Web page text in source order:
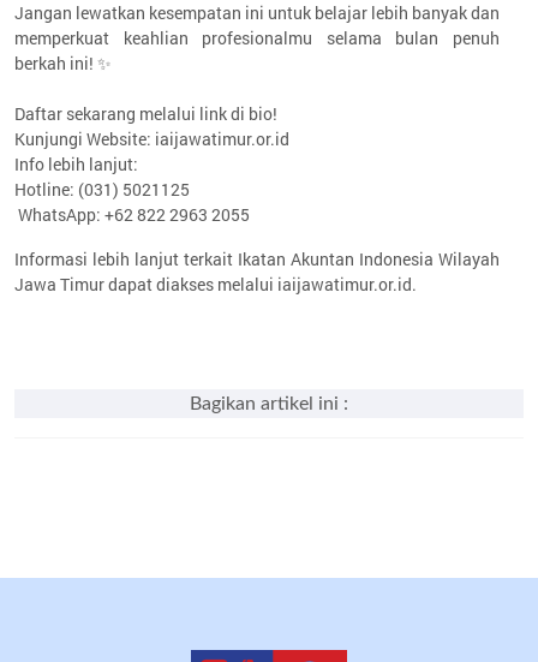
Jangan lewatkan kesempatan ini untuk belajar lebih banyak dan
memperkuat keahlian profesionalmu selama bulan penuh
berkah ini! ✨
Daftar sekarang melalui link di bio!
Kunjungi Website: iaijawatimur.or.id
Info lebih lanjut:
Hotline: (031) 5021125
WhatsApp: +62 822 2963 2055
Informasi lebih lanjut terkait Ikatan Akuntan Indonesia Wilayah
Jawa Timur dapat diakses melalui iaijawatimur.or.id.
Bagikan artikel ini :